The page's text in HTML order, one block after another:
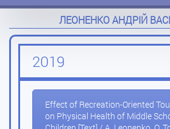
ЛЕОНЕНКО АНДРІЙ
2019
Effect of Recreation-Oriented
on Physical Health of Middle